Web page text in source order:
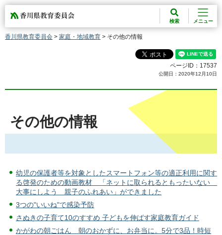
香川県教育委員会
検索 メニュー
香川県教育委員会 > 家庭・地域教育 > その他の情報
ページID：17537
公開日：2020年12月10日
その他の情報
幼児の保護者等を対象としたスマートフォン等の適正利用に関す
る啓発のための動画教材 「ネットに取られるともったいない
大事にしよう 親子のふれあい」ができました
3つの"いいね"で感染予防
さぬきの子育て10のすすめ 子どもを伸ばす家庭教育ガイド
かがわの朝ごはん 朝のおかずに、お弁当に。5分で3品！時短